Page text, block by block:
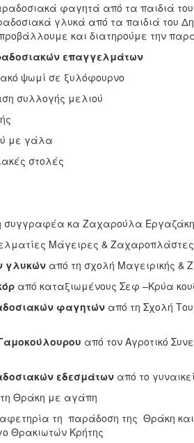
φαγητά από τα παιδιά του
γλυκά από τα παιδιά του
και διατηρούμε την
επαγγελμάτων
ψωμί σε ξυλόφουρνο
συλλογής μελιού
με γάλα
στολές
συγγραφέα κα Ζαχαρούλα Εργαζάκη
Μάγειρες & Ζαχαροπλάστες
γλυκών από τη σχολή Μαγειρικής &
από καταξιωμένους Σεφ –Κρύα
φαγητών από τη Σχολή
από τον Αγροτικό
εδεσμάτων από το
Θράκη με αγάπη
τη παράδοση της Θράκη
Θρακιωτών Κρήτης